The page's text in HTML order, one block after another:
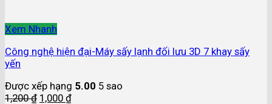
Xem Nhanh
Công nghệ hiện đại-Máy sấy lạnh đối lưu 3D 7 khay sấy
yến
Được xếp hạng 5.00 5 sao
1,200₫ 1,000 ₫